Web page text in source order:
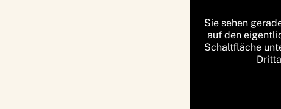
Sie sehen
auf den
Schaltfläche